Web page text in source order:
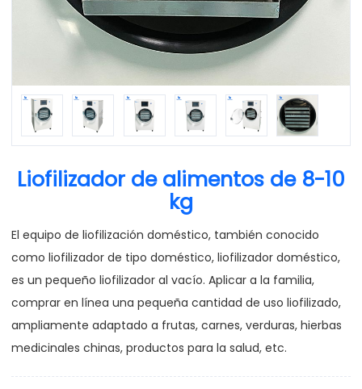
Liofilizador de alimentos de 8-10
kg
El equipo de liofilización doméstico, también conocido
como liofilizador de tipo doméstico, liofilizador doméstico,
es un pequeño liofilizador al vacío. Aplicar a la familia,
comprar en línea una pequeña cantidad de uso liofilizado,
ampliamente adaptado a frutas, carnes, verduras, hierbas
medicinales chinas, productos para la salud, etc.